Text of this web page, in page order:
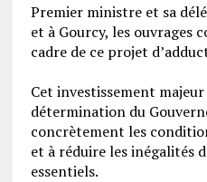
Premier ministre et sa
et à Gourcy, les ouvrages
cadre de ce projet
‎Cet investissement
détermination du
concrètement les
et à réduire les inégalités
essentiels.